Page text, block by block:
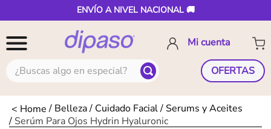
ENVÍO A NIVEL NACIONAL 🚚
¿Buscas algo en especial? OFERTAS
Belleza Cuidado Facial
Serums y Aceites
Serúm Para Ojos Hydrin Hyaluronic